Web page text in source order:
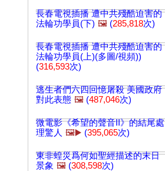
長春電視插播 遭中共殘酷迫害的
法輪功學員(下) 🖼️ (285,818次)
長春電視插播 遭中共殘酷迫害的
法輪功學員(上)(多圖/視頻))
(316,593次)
逃生者們六四回憶屠殺 美國政府
對此表態 🖼️ (487,046次)
微電影《希望的聲音II》的結尾處
理驚人 🖼️▶️ (395,065次)
東非蝗災爲何如聖經描述的末日
景象 🖼️ (308,598次)